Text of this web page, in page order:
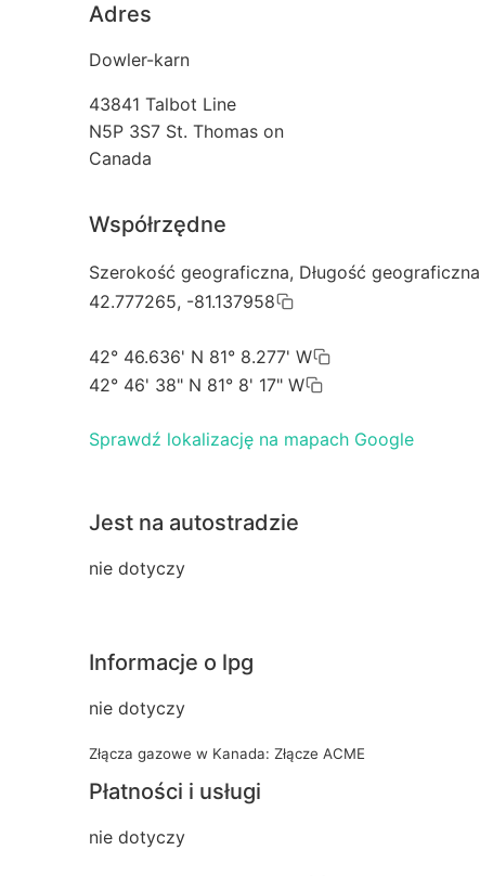
Adres
Dowler-karn
43841 Talbot Line
N5P 3S7 St. Thomas on
Canada
Współrzędne
Szerokość geograficzna, Długość geograficzna
42.777265, -81.137958
42° 46.636' N 81° 8.277' W
42° 46' 38" N 81° 8' 17" W
Sprawdź lokalizację na mapach Google
Jest na autostradzie
nie dotyczy
Informacje o lpg
nie dotyczy
Złącza gazowe w Kanada: Złącze ACME
Płatności i usługi
nie dotyczy